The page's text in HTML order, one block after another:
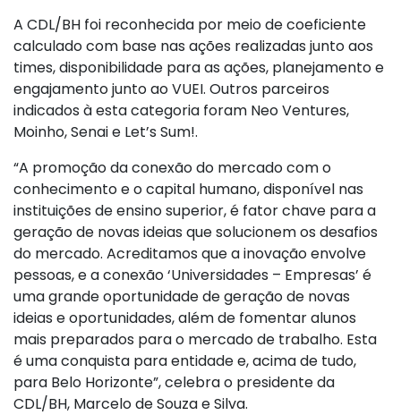
A CDL/BH foi reconhecida por meio de coeficiente
calculado com base nas ações realizadas junto aos
times, disponibilidade para as ações, planejamento e
engajamento junto ao VUEI. Outros parceiros
indicados à esta categoria foram Neo Ventures,
Moinho, Senai e Let’s Sum!.
“A promoção da conexão do mercado com o
conhecimento e o capital humano, disponível nas
instituições de ensino superior, é fator chave para a
geração de novas ideias que solucionem os desafios
do mercado. Acreditamos que a inovação envolve
pessoas, e a conexão ‘Universidades – Empresas’ é
uma grande oportunidade de geração de novas
ideias e oportunidades, além de fomentar alunos
mais preparados para o mercado de trabalho. Esta
é uma conquista para entidade e, acima de tudo,
para Belo Horizonte”, celebra o presidente da
CDL/BH, Marcelo de Souza e Silva.